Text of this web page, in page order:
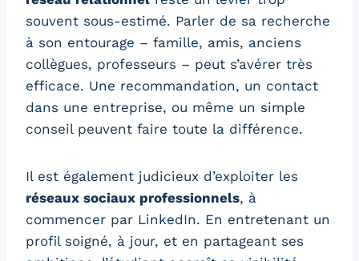
souvent sous-estimé. Parler de sa recherche
à son entourage – famille, amis, anciens
collègues, professeurs – peut s’avérer très
efficace. Une recommandation, un contact
dans une entreprise, ou même un simple
conseil peuvent faire toute la différence.
Il est également judicieux d’exploiter les
réseaux sociaux professionnels, à
commencer par LinkedIn. En entretenant un
profil soigné, à jour, et en partageant ses